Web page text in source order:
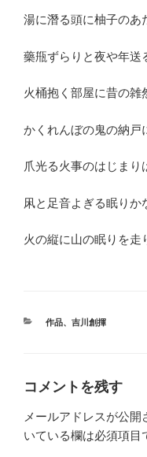
湯に潛る頭に柚子のあ
藥甁ずらりと夜や年送
火桶抱く部屋に昔の雑
かくれんぼの鬼の納戸
爪光る火事のはじまり
凩と足音よぎる眠りか
火の縦に山の眠りを走
カ
作品、 吉川創揮
コメントを残す
メールアドレスが公開
いている欄は必須項目